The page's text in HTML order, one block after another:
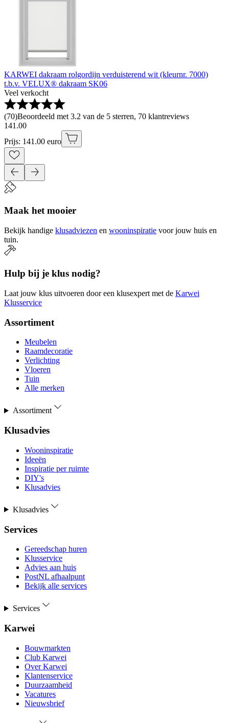
KARWEI dakraam rolgordijn verduisterend wit (kleurnr. 7000)
t.b.v. VELUX® dakraam SK06
Veel verkocht
(70)Beoordeeld met 3.2 van de 5 sterren, 70 klantreviews
141 .00
Prijs: 141.00 euro
Maak het mooier
Bekijk handige klusadviezen en wooninspiratie voor jouw huis en
tuin.
Hulp bij je klus nodig?
Laat jouw klus uitvoeren door een klusexpert met de Karwei
Klusservice
Assortiment
Meubelen
Raamdecoratie
Verlichting
Vloeren
Tuin
Alle merken
Assortiment
Klusadvies
Wooninspiratie
Ideeën
Inspiratie per ruimte
DIY's
Klusadvies
Klusadvies
Services
Gereedschap huren
Klusservice
Advies aan huis
PostNL afhaalpunt
Bekijk alle services
Services
Karwei
Bouwmarkten
Club Karwei
Over Karwei
Klantenservice
Duurzaamheid
Vacatures
Nieuwsbrief